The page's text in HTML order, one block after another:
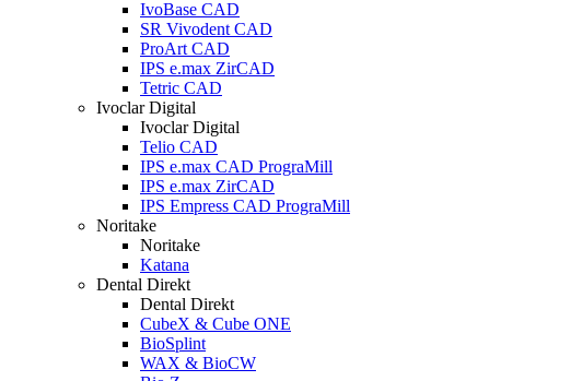
IvoBase CAD
SR Vivodent CAD
ProArt CAD
IPS e.max ZirCAD
Tetric CAD
Ivoclar Digital
Ivoclar Digital
Telio CAD
IPS e.max CAD PrograMill
IPS e.max ZirCAD
IPS Empress CAD PrograMill
Noritake
Noritake
Katana
Dental Direkt
Dental Direkt
CubeX & Cube ONE
BioSplint
WAX & BioCW